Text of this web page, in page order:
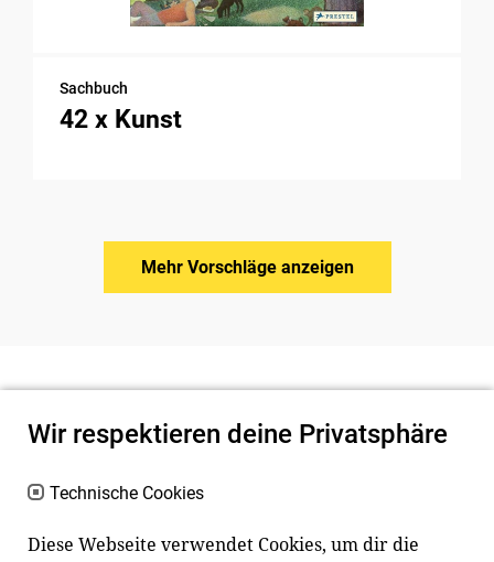
Sachbuch
42 x Kunst
Mehr Vorschläge anzeigen
Wir respektieren deine Privatsphäre
Technische Cookies
Diese Webseite verwendet Cookies, um dir die